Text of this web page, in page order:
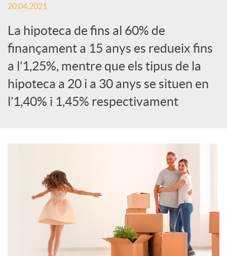
s
S
o
c
i
20.04.2021
La hipoteca de fins al 60% de
finançament a 15 anys es redueix fins
a l’1,25%, mentre que els tipus de la
hipoteca a 20 i a 30 anys se situen en
l’1,40% i 1,45% respectivament